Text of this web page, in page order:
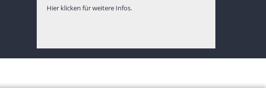
Hier klicken für weitere Infos.